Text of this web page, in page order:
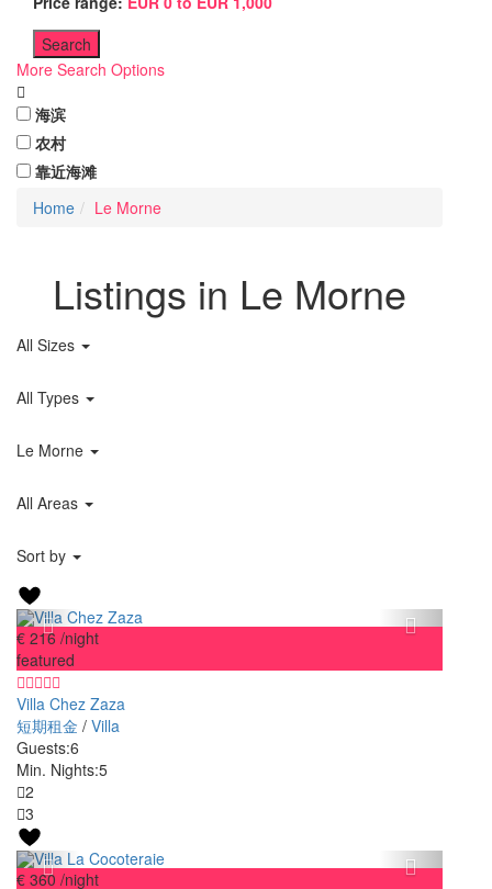
More Search Options
海滨
农村
靠近海滩
Home
Le Morne
Listings in Le Morne
All Sizes
All Types
Le Morne
All Areas
Sort by
€ 216 /night
featured
Villa Chez Zaza
短期租金 / Villa
Guests:6
Min. Nights:5
2
3
€ 360 /night